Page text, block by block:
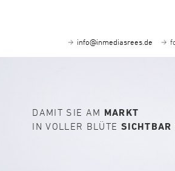
info@inmediasrees.de
DAMIT SIE AM MARKT
IN VOLLER BLÜTE SICHTBAR